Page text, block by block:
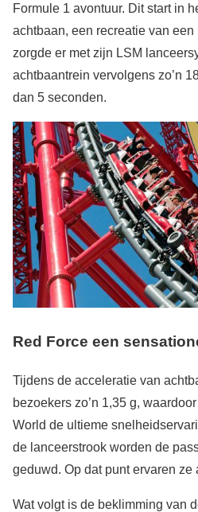
Formule 1 avontuur. Dit start in
achtbaan, een recreatie van
zorgde er met zijn LSM
achtbaantrein vervolgens zo’n
dan 5 seconden.
Red Force een
Tijdens de acceleratie van
bezoekers zo’n 1,35 g,
World de ultieme
de lanceerstrook worden de
geduwd. Op dat punt ervaren ze
Wat volgt is de beklimming van